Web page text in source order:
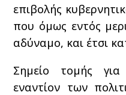
επιβολής
που όμως εντός
αδύναμο, και έτσι
Σημείο τομής για
εναντίον των